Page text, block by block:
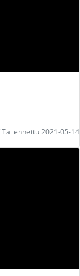
Tallennettu 2021-05-14